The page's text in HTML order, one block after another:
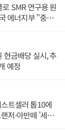
SMR 연구용 원
에너지부 "중요
현금배당 실시, 추
예정
트셀러 톱10에
저·아반떼 '세단